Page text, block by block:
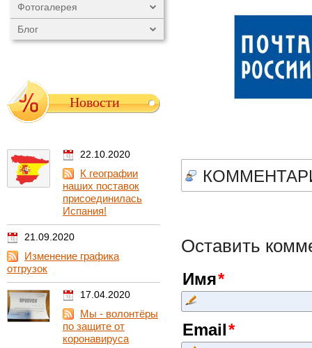
Фотогалерея
Блог
Новости
22.10.2020
К географии
наших поставок
присоединилась
Испания!
21.09.2020
Изменение графика
отгрузок
17.04.2020
Мы - волонтёры
по защите от
коронавируса
Оставить
Имя
Email